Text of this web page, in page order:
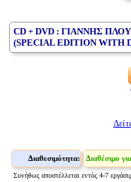
CD + DVD : ΓΙΑΝΝΗΣ
(SPECIAL EDITION WITH
Διαθεσιμότητα: Διαθέσιμο
Συνήθως αποστέλλεται εντός 4-7